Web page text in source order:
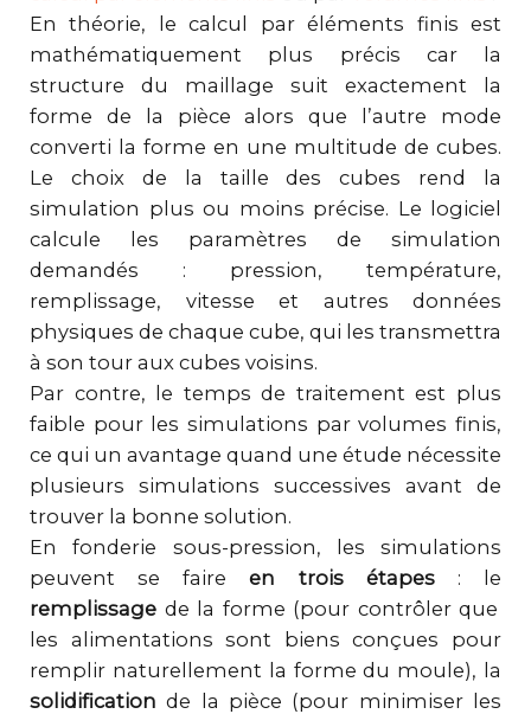
En théorie, le calcul par éléments finis est
mathématiquement plus précis car la
structure du maillage suit exactement la
forme de la pièce alors que l’autre mode
converti la forme en une multitude de cubes.
Le choix de la taille des cubes rend la
simulation plus ou moins précise. Le logiciel
calcule les paramètres de simulation
demandés : pression, température,
remplissage, vitesse et autres données
physiques de chaque cube, qui les transmettra
à son tour aux cubes voisins.
Par contre, le temps de traitement est plus
faible pour les simulations par volumes finis,
ce qui un avantage quand une étude nécessite
plusieurs simulations successives avant de
trouver la bonne solution.
En fonderie sous-pression, les simulations
peuvent se faireen trois étapes: le
remplissage de la forme (pour contrôler que
les alimentations sont biens conçues pour
remplir naturellement la forme du moule), la
solidification de la pièce (pour minimiser les